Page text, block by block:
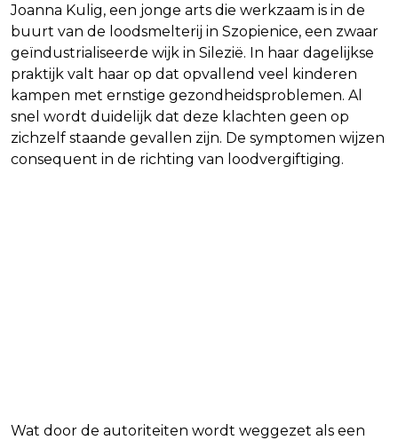
Joanna Kulig, een jonge arts die werkzaam is in de
buurt van de loodsmelterij in Szopienice, een zwaar
geïndustrialiseerde wijk in Silezië. In haar dagelijkse
praktijk valt haar op dat opvallend veel kinderen
kampen met ernstige gezondheidsproblemen. Al
snel wordt duidelijk dat deze klachten geen op
zichzelf staande gevallen zijn. De symptomen wijzen
consequent in de richting van loodvergiftiging.
Wat door de autoriteiten wordt weggezet als een